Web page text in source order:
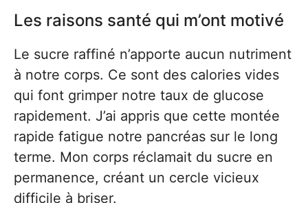
Les raisons santé qui m’ont motivé
Le sucre raffiné n’apporte aucun nutriment
à notre corps. Ce sont des calories vides
qui font grimper notre taux de glucose
rapidement. J’ai appris que cette montée
rapide fatigue notre pancréas sur le long
terme. Mon corps réclamait du sucre en
permanence, créant un cercle vicieux
difficile à briser.